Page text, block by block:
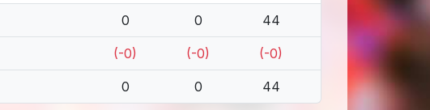
0 0 44
(-0) (-0) (-0)
0 0 44